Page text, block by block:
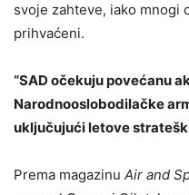
svoje zahteve, iako mnogi
prihvaćeni.
“SAD očekuju povećanu
Narodnooslobodilačke
uključujući letove
Prema magazinu Air and